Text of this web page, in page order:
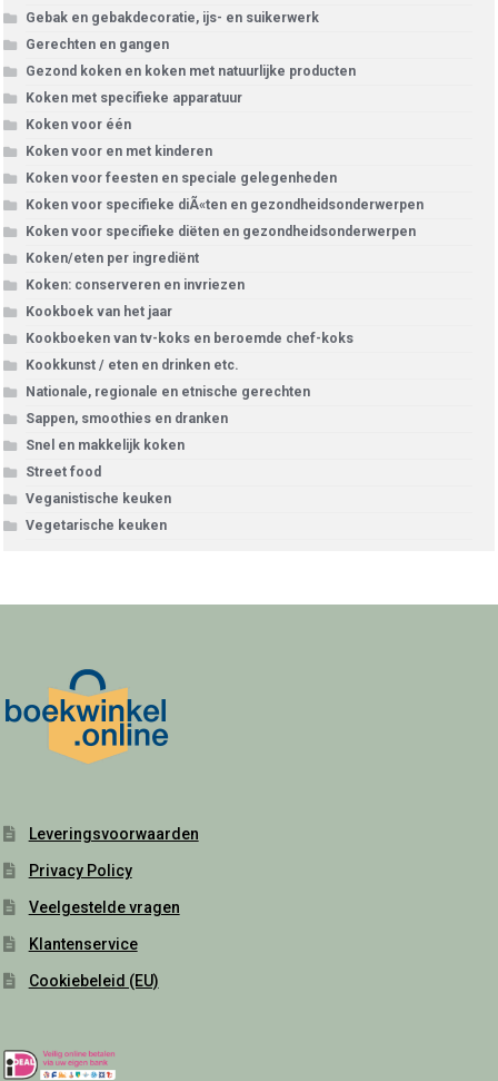
Gebak en gebakdecoratie, ijs- en suikerwerk
Gerechten en gangen
Gezond koken en koken met natuurlijke producten
Koken met specifieke apparatuur
Koken voor één
Koken voor en met kinderen
Koken voor feesten en speciale gelegenheden
Koken voor specifieke diÃ«ten en gezondheidsonderwerpen
Koken voor specifieke diëten en gezondheidsonderwerpen
Koken/eten per ingrediënt
Koken: conserveren en invriezen
Kookboek van het jaar
Kookboeken van tv-koks en beroemde chef-koks
Kookkunst / eten en drinken etc.
Nationale, regionale en etnische gerechten
Sappen, smoothies en dranken
Snel en makkelijk koken
Street food
Veganistische keuken
Vegetarische keuken
Leveringsvoorwaarden
Privacy Policy
Veelgestelde vragen
Klantenservice
Cookiebeleid (EU)